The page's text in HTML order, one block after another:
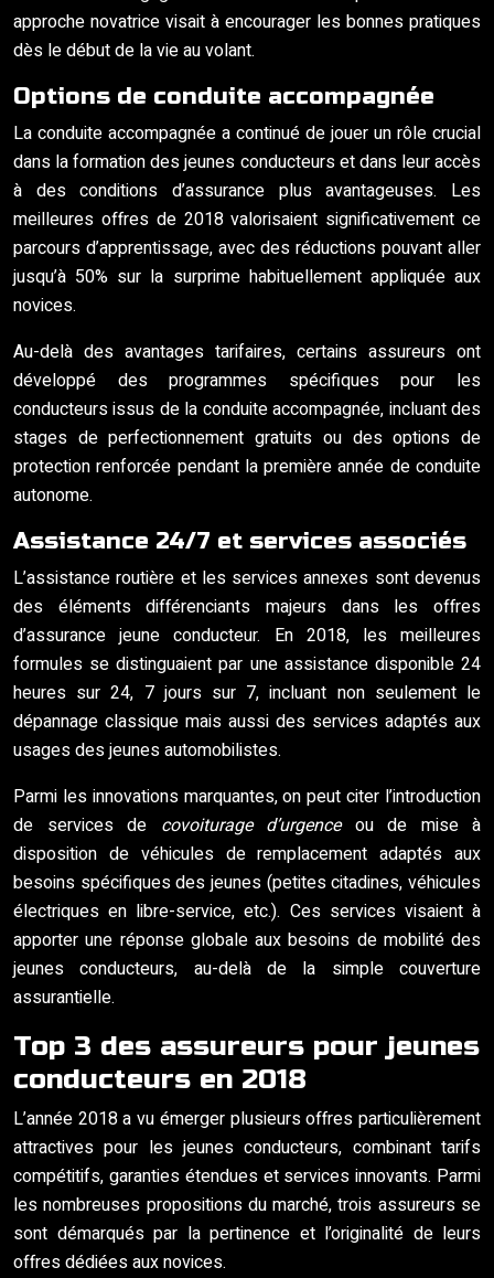
approche novatrice visait à encourager les bonnes pratiques
dès le début de la vie au volant.
Options de conduite accompagnée
La conduite accompagnée a continué de jouer un rôle crucial
dans la formation des jeunes conducteurs et dans leur accès
à des conditions d’assurance plus avantageuses. Les
meilleures offres de 2018 valorisaient significativement ce
parcours d’apprentissage, avec des réductions pouvant aller
jusqu’à 50% sur la surprime habituellement appliquée aux
novices.
Au-delà des avantages tarifaires, certains assureurs ont
développé des programmes spécifiques pour les
conducteurs issus de la conduite accompagnée, incluant des
stages de perfectionnement gratuits ou des options de
protection renforcée pendant la première année de conduite
autonome.
Assistance 24/7 et services associés
L’assistance routière et les services annexes sont devenus
des éléments différenciants majeurs dans les offres
d’assurance jeune conducteur. En 2018, les meilleures
formules se distinguaient par une assistance disponible 24
heures sur 24, 7 jours sur 7, incluant non seulement le
dépannage classique mais aussi des services adaptés aux
usages des jeunes automobilistes.
Parmi les innovations marquantes, on peut citer l’introduction
de services de covoiturage d’urgence ou de mise à
disposition de véhicules de remplacement adaptés aux
besoins spécifiques des jeunes (petites citadines, véhicules
électriques en libre-service, etc.). Ces services visaient à
apporter une réponse globale aux besoins de mobilité des
jeunes conducteurs, au-delà de la simple couverture
assurantielle.
Top 3 des assureurs pour jeunes
conducteurs en 2018
L’année 2018 a vu émerger plusieurs offres particulièrement
attractives pour les jeunes conducteurs, combinant tarifs
compétitifs, garanties étendues et services innovants. Parmi
les nombreuses propositions du marché, trois assureurs se
sont démarqués par la pertinence et l’originalité de leurs
offres dédiées aux novices.